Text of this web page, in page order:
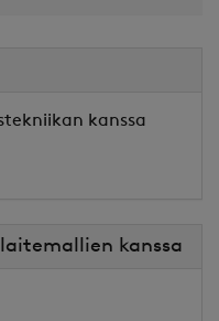
kanssa
kanssa